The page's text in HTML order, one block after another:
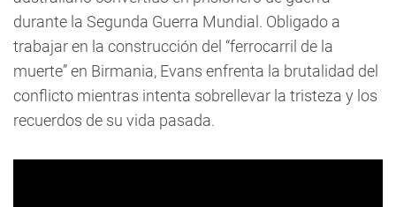
durante la Segunda Guerra Mundial. Obligado a
trabajar en la construcción del “ferrocarril de la
muerte” en Birmania, Evans enfrenta la brutalidad del
conflicto mientras intenta sobrellevar la tristeza y los
recuerdos de su vida pasada.